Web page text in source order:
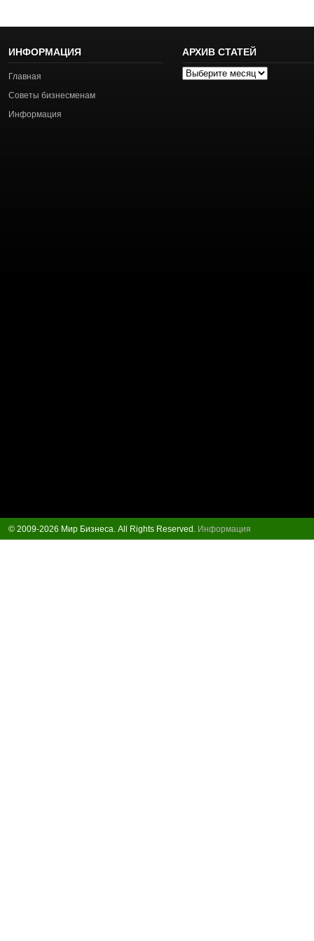
ИНФОРМАЦИЯ
Главная
Советы бизнесменам
Информация
АРХИВ СТАТЕЙ
Архив
© 2009-2026 Мир Бизнеса. All Rights Reserved. Информация